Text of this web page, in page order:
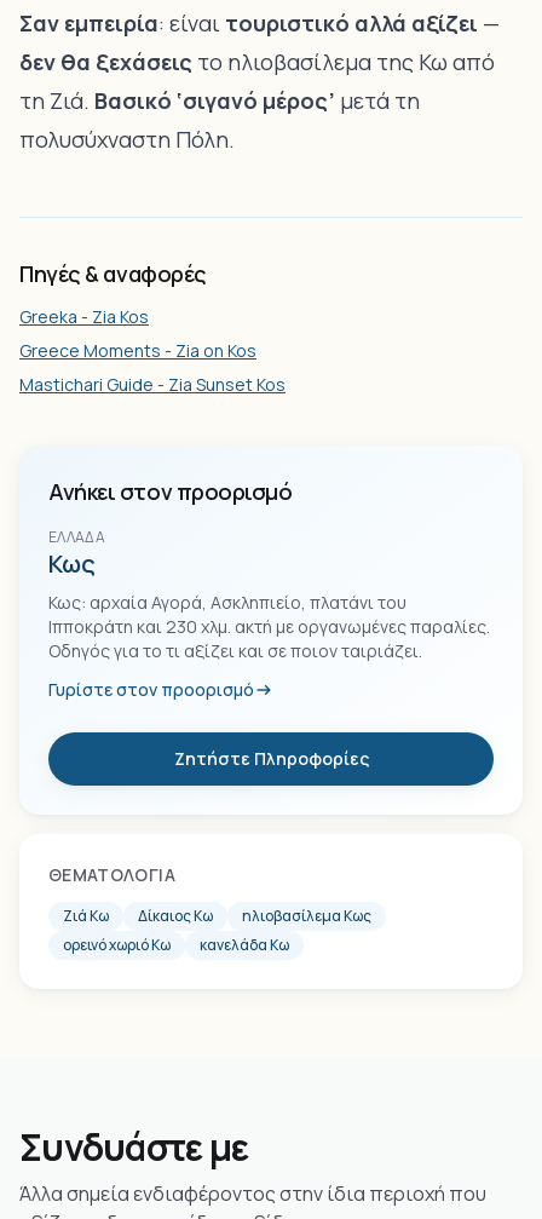
Σαν εμπειρία: είναι τουριστικό αλλά αξίζει —
δεν θα ξεχάσεις το ηλιοβασίλεμα της Κω από
τη Ζιά. Βασικό ‘σιγανό μέρος’ μετά τη
πολυσύχναστη Πόλη.
Πηγές & αναφορές
Greeka - Zia Kos
Greece Moments - Zia on Kos
Mastichari Guide - Zia Sunset Kos
Ανήκει στον προορισμό
ΕΛΛΆΔΑ
Κως
Κως: αρχαία Αγορά, Ασκληπιείο, πλατάνι του
Ιπποκράτη και 230 χλμ. ακτή με οργανωμένες παραλίες.
Οδηγός για το τι αξίζει και σε ποιον ταιριάζει.
Γυρίστε στον προορισμό
Ζητήστε Πληροφορίες
ΘΕΜΑΤΟΛΟΓΊΑ
Ζιά Κω Δίκαιος Κω
ηλιοβασίλεμα Κως
ορεινό χωριό Κω
κανελάδα Κω
Συνδυάστε με
Άλλα σημεία ενδιαφέροντος στην ίδια περιοχή που